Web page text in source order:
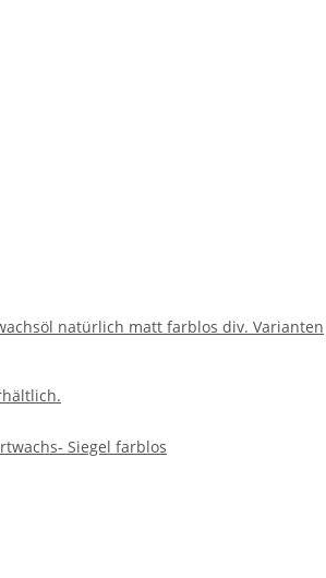
natürlich matt farblos div. Varianten